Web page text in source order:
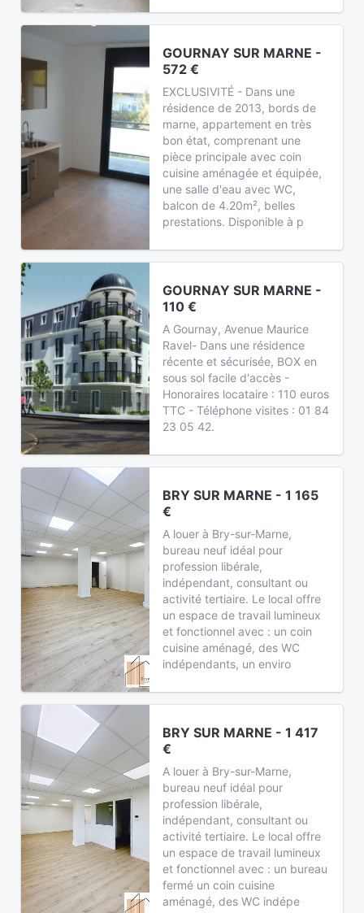
GOURNAY SUR MARNE -
572 €
EXCLUSIVITÉ - Dans une
résidence de 2013, bords de
marne, appartement en très
bon état, comprenant une
pièce principale avec coin
cuisine aménagée et équipée,
une salle d'eau avec WC,
balcon de 4.20m², belles
prestations. Disponible à p
GOURNAY SUR MARNE -
110 €
A Gournay, Avenue Maurice
Ravel- Dans une résidence
récente et sécurisée, BOX en
sous sol facile d'accès -
Honoraires locataire : 110 euros
TTC - Téléphone visites : 01 84
23 05 42.
BRY SUR MARNE - 1 165
€
A louer à Bry-sur-Marne,
bureau neuf idéal pour
profession libérale,
indépendant, consultant ou
activité tertiaire. Le local offre
un espace de travail lumineux
et fonctionnel avec : un coin
cuisine aménagé, des WC
indépendants, un enviro
BRY SUR MARNE - 1 417
€
A louer à Bry-sur-Marne,
bureau neuf idéal pour
profession libérale,
indépendant, consultant ou
activité tertiaire. Le local offre
un espace de travail lumineux
et fonctionnel avec : un bureau
fermé un coin cuisine
aménagé, des WC indépe